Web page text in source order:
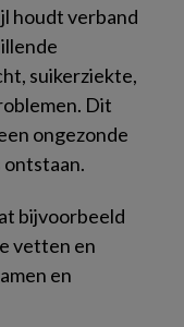
houdt verband
suikerziekte,
Dit
ongezonde
ontstaan.
bijvoorbeeld
vetten en
en